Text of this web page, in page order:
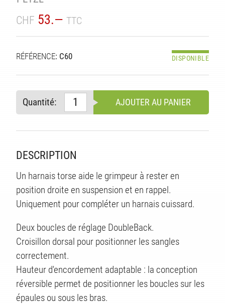
CHF 53.— TTC
RÉFÉRENCE: C60 DISPONIBLE
Quantité: AJOUTER AU PANIER
DESCRIPTION
Un harnais torse aide le grimpeur à rester en
position droite en suspension et en rappel.
Uniquement pour compléter un harnais cuissard.
Deux boucles de réglage DoubleBack.
Croisillon dorsal pour positionner les sangles
correctement.
Hauteur d'encordement adaptable : la conception
réversible permet de positionner les boucles sur les
épaules ou sous les bras.